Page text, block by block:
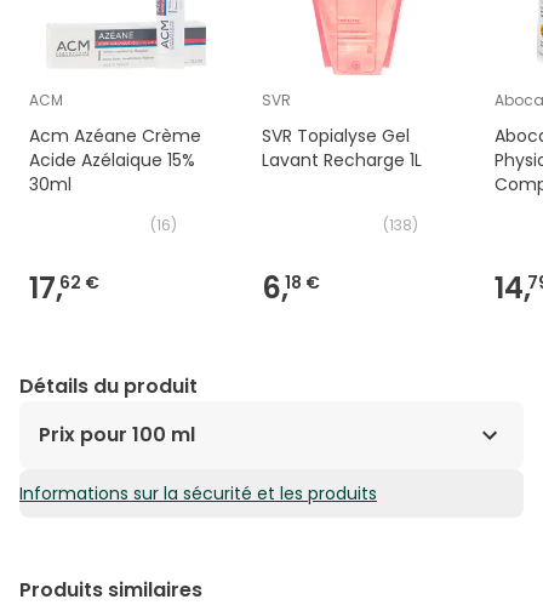
ACM
Acm Azéane Crème
Acide Azélaique 15%
30ml
(16)
17,62 €
SVR
SVR Topialyse Gel
Lavant Recharge 1L
(138)
6,18 €
Aboca
14,
Détails du produit
Prix pour 100 ml
219,98€ / 100 ml
Informations sur la sécurité et les produits
Produits similaires